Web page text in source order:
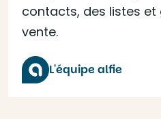
contacts, des listes et
vente.
L'équipe alfie